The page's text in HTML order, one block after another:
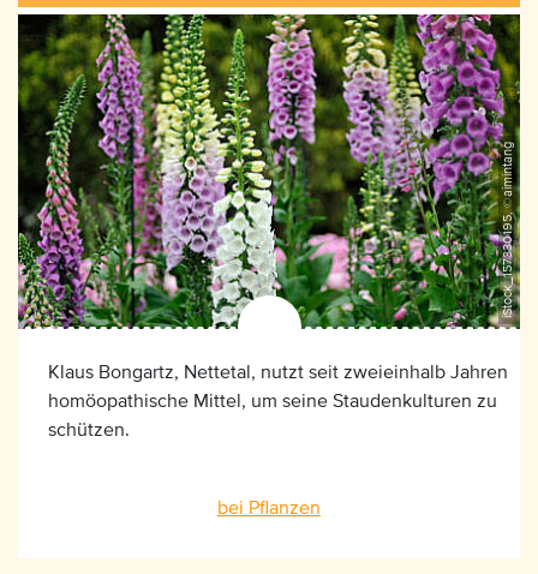
iStock_157330195, ©aimintang
Klaus Bongartz, Nettetal, nutzt seit zweieinhalb Jahren
homöopathische Mittel, um seine Staudenkulturen zu
schützen.
bei Pflanzen